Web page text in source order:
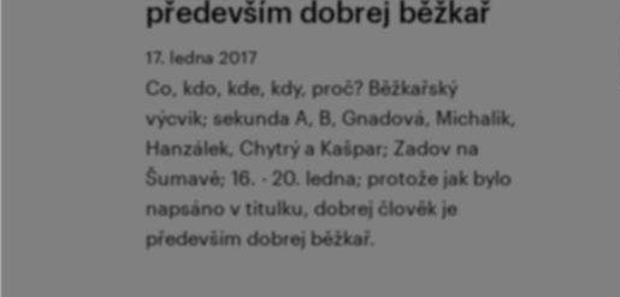
především dobrej běžkař
17. ledna 2017
Co, kdo, kde, kdy, proč? Běžkařský
výcvik; sekunda A, B, Gnadová, Michalik,
Hanzálek, Chytrý a Kašpar; Zadov na
Šumavě; 16. - 20. ledna; protože jak bylo
napsáno v titulku, dobrej člověk je
především dobrej běžkař.